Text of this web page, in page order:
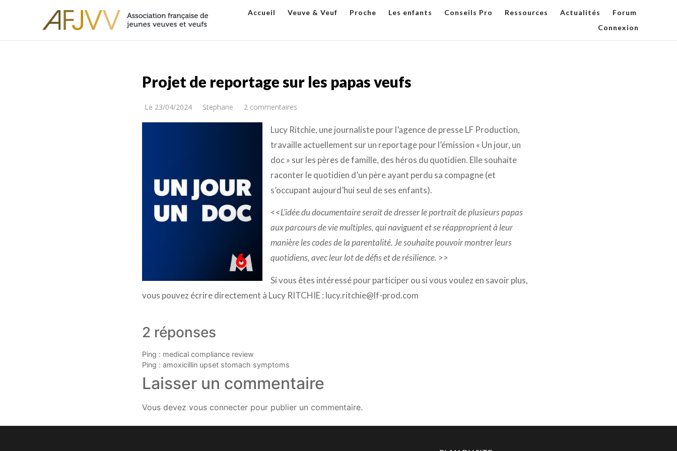
Accueil Veuve & Veuf Proche Les enfants Conseils Pro Ressources Actualités
Forum
Connexion
Projet de reportage sur les papas veufs
Le 23/04/2024 Stephane 2 commentaires
Lucy Ritchie, une journaliste pour l’agence de presse LF Production,
travaille actuellement sur un reportage pour l’émission « Un jour, un
doc » sur les pères de famille, des héros du quotidien. Elle souhaite
raconter le quotidien d’un père ayant perdu sa compagne (et
s’occupant aujourd’hui seul de ses enfants).
<<L’idée du documentaire serait de dresser le portrait de plusieurs papas
aux parcours de vie multiples, qui naviguent et se réapproprient à leur
manière les codes de la parentalité. Je souhaite pouvoir montrer leurs
quotidiens, avec leur lot de défis et de résilience. >>
Si vous êtes intéressé pour participer ou si vous voulez en savoir plus,
vous pouvez écrire directement à Lucy RITCHIE : lucy.ritchie@lf-prod.com
2 réponses
Ping : medical compliance review
Ping : amoxicillin upset stomach symptoms
Laisser un commentaire
Vous devez vous connecter pour publier un commentaire.